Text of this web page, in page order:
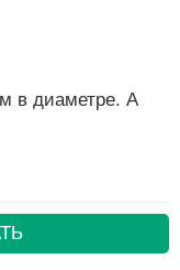
в диаметре. А